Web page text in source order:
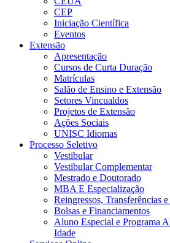
CEP
Iniciação Científica
Eventos
Extensão
Apresentação
Cursos de Curta Duração
Matrículas
Salão de Ensino e Extensão
Setores Vincualdos
Projetos de Extensão
Ações Sociais
UNISC Idiomas
Processo Seletivo
Vestibular
Vestibular Complementar
Mestrado e Doutorado
MBA E Especialização
Reingressos, Transferências
Bolsas e Financiamentos
Aluno Especial e Programa
Idade